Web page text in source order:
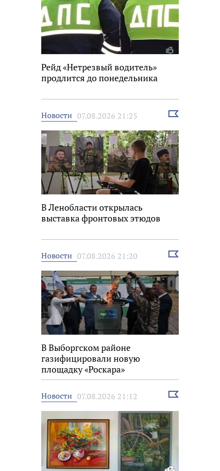
Рейд «Нетрезвый водитель»
продлится до понедельника
Новости 07.08.2026 21:25
Выбрать
В Ленобласти открылась
выставка фронтовых этюдов
Новости 07.08.2026 21:20
Выбрать
В Выборгском районе
газифицировали новую
площадку «Роскара»
Новости 07.08.2026 21:12
Выбрать